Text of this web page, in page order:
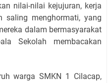
nilai-nilai kejujuran, kerja
saling menghormati, yang
dalam bermasyarakat
Sekolah membacakan
warga SMKN 1 Cilacap,